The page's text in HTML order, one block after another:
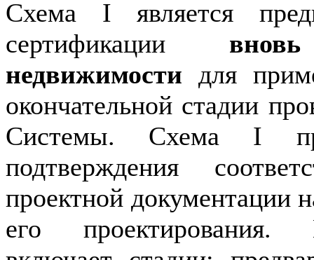
Схема I является
сертификации
недвижимости для
окончательной стадии
Системы. Схема I
подтверждения
проектной документации
его проектирования.